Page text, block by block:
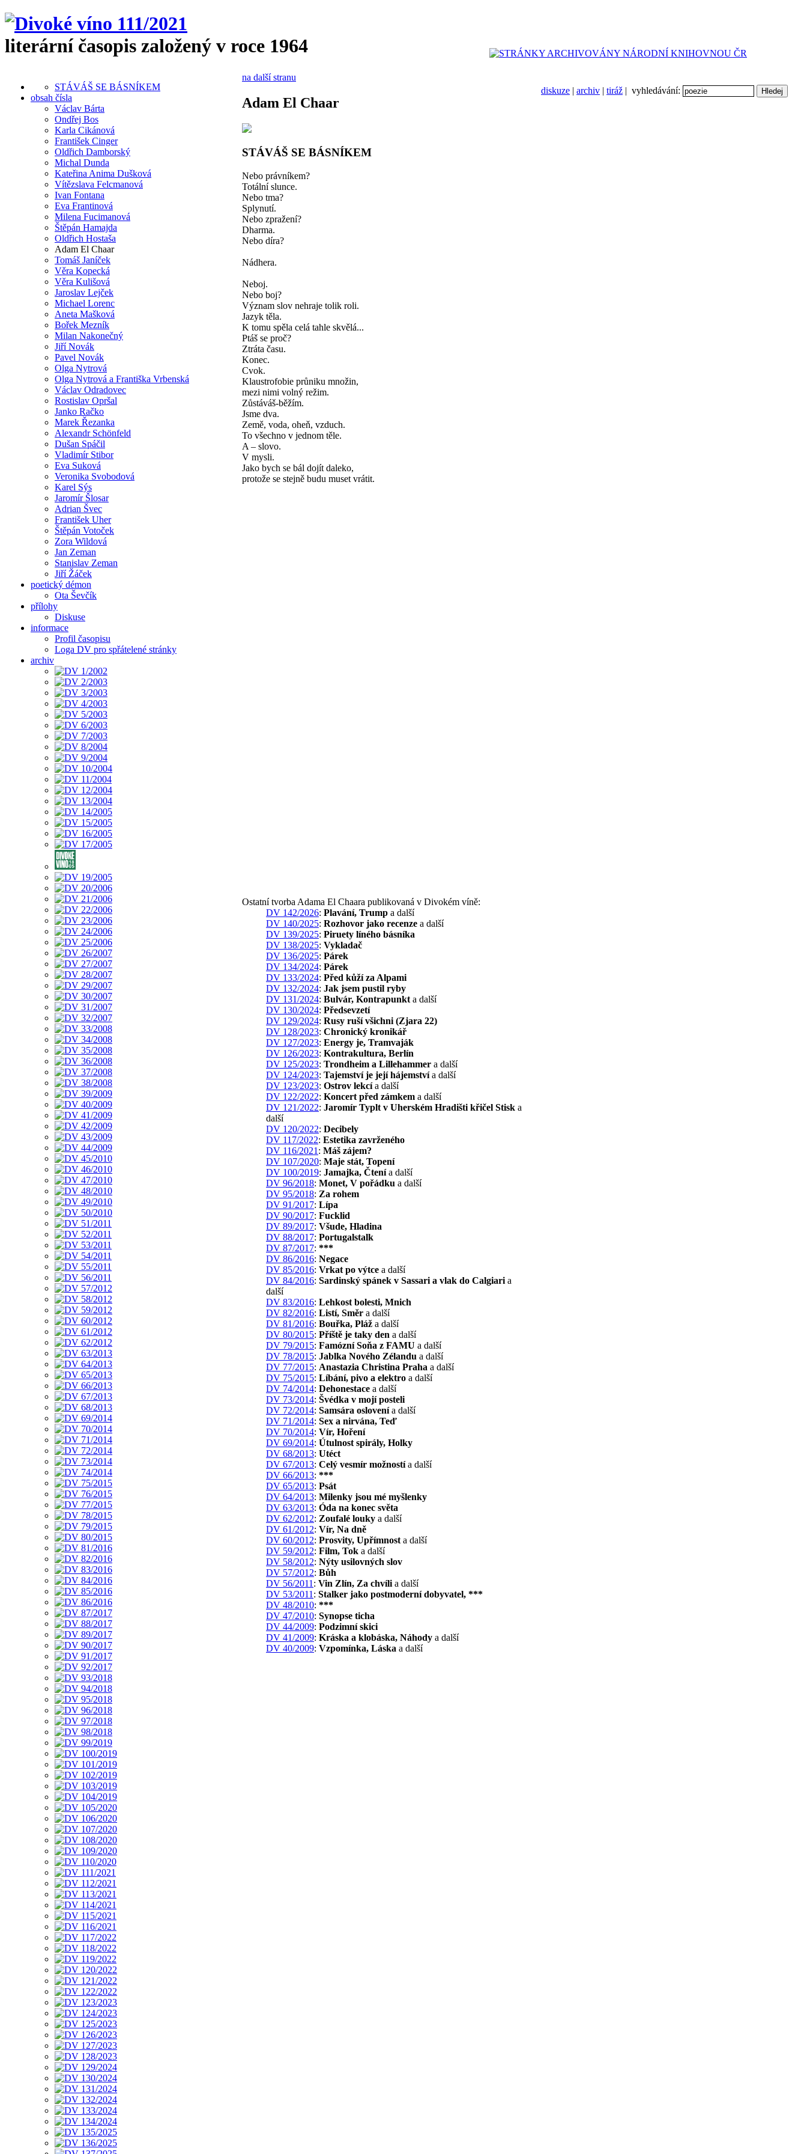
literární časopis založený v roce 1964
diskuze | archiv | tiráž | vyhledávání:
STÁVÁŠ SE BÁSNÍKEM
obsah čísla
Václav Bárta
Ondřej Bos
Karla Cikánová
František Cinger
Oldřich Damborský
Michal Dunda
Kateřina Anima Dušková
Vítězslava Felcmanová
Ivan Fontana
Eva Frantinová
Milena Fucimanová
Štěpán Hamajda
Oldřich Hostaša
Adam El Chaar
Tomáš Janíček
Věra Kopecká
Věra Kulišová
Jaroslav Lejček
Michael Lorenc
Aneta Mašková
Bořek Mezník
Milan Nakonečný
Jiří Novák
Pavel Novák
Olga Nytrová
Olga Nytrová a Františka Vrbenská
Václav Odradovec
Rostislav Opršal
Janko Račko
Marek Řezanka
Alexandr Schönfeld
Dušan Spáčil
Vladimír Stibor
Eva Suková
Veronika Svobodová
Karel Sýs
Jaromír Šlosar
Adrian Švec
František Uher
Štěpán Votoček
Zora Wildová
Jan Zeman
Stanislav Zeman
Jiří Žáček
poetický démon
Ota Ševčík
přílohy
Diskuse
informace
Profil časopisu
Loga DV pro spřátelené stránky
archiv
na další stranu
Adam El Chaar
STÁVÁŠ SE BÁSNÍKEM
Nebo právníkem?
Totální slunce.
Nebo tma?
Splynutí.
Nebo zpražení?
Dharma.
Nebo díra?
Nádhera.
Neboj.
Nebo boj?
Význam slov nehraje tolik roli.
Jazyk těla.
K tomu spěla celá tahle skvělá...
Ptáš se proč?
Ztráta času.
Konec.
Cvok.
Klaustrofobie průniku množin,
mezi nimi volný režim.
Zůstáváš-běžím.
Jsme dva.
Země, voda, oheň, vzduch.
To všechno v jednom těle.
A – slovo.
V mysli.
Jako bych se bál dojít daleko,
protože se stejně budu muset vrátit.
Ostatní tvorba Adama El Chaara publikovaná v Divokém víně:
DV 142/2026: Plavání, Trump a další
DV 140/2025: Rozhovor jako recenze a další
DV 139/2025: Piruety líného básníka
DV 138/2025: Vykladač
DV 136/2025: Párek
DV 134/2024: Párek
DV 133/2024: Před kůží za Alpami
DV 132/2024: Jak jsem pustil ryby
DV 131/2024: Bulvár, Kontrapunkt a další
DV 130/2024: Předsevzetí
DV 129/2024: Rusy ruší všichni (Zjara 22)
DV 128/2023: Chronický kronikář
DV 127/2023: Energy je, Tramvaják
DV 126/2023: Kontrakultura, Berlín
DV 125/2023: Trondheim a Lillehammer a další
DV 124/2023: Tajemství je její hájemstvía další
DV 123/2023: Ostrov lekcía další
DV 122/2022: Koncert před zámkem a další
DV 121/2022: Jaromír Typlt v Uherském Hradišti křičel Stisk a
další
DV 120/2022: Decibely
DV 117/2022: Estetika zavrženého
DV 116/2021 : Máš zájem?
DV 107/2020: Maje stát, Topení
DV 100/2019: Jamajka, Čtenía další
DV 96/2018: Monet, V pořádku a další
DV 95/2018: Za rohem
DV 91/2017: Lípa
DV 90/2017: Fucklid
DV 89/2017: Všude, Hladina
DV 88/2017: Portugalstalk
DV 87/2017: ***
DV 86/2016: Negace
DV 85/2016: Vrkat po výtce a další
DV 84/2016: Sardinský spánek v Sassari a vlak do Calgiari a
další
DV 83/2016: Lehkost bolesti, Mnich
DV 82/2016: Listí, Směr a další
DV 81/2016: Bouřka, Pláž a další
DV 80/2015: Příště je taky den a další
DV 79/2015: Famózní Soňa z FAMU a další
DV 78/2015: Jablka Nového Zélandu a další
DV 77/2015: Anastazia Christina Praha a další
DV 75/2015: Líbání, pivo a elektro a další
DV 74/2014: Dehonestace a další
DV 73/2014: Švédka v mojí posteli
DV 72/2014: Samsára oslovenía další
DV 71/2014: Sex a nirvána, Teď
DV 70/2014: Vír, Hoření
DV 69/2014: Útulnost spirály, Holky
DV 68/2013: Utéct
DV 67/2013: Celý vesmír možnostía další
DV 66/2013: ***
DV 65/2013: Psát
DV 64/2013: Milenky jsou mé myšlenky
DV 63/2013: Óda na konec světa
DV 62/2012: Zoufalé louky a další
DV 61/2012: Vír, Na dně
DV 60/2012: Prosvity, Upřímnost a další
DV 59/2012: Film, Tok a další
DV 58/2012: Nýty usilovných slov
DV 57/2012: Bůh
DV 56/2011 : Vin Zlín, Za chvíli a další
DV 53/2011 : Stalker jako postmoderní dobyvatel, ***
DV 48/2010: ***
DV 47/2010: Synopse ticha
DV 44/2009: Podzimní skici
DV 41/2009: Kráska a klobáska, Náhody a další
DV 40/2009: Vzpomínka, Láska a další